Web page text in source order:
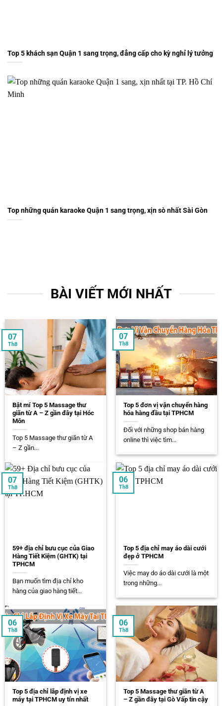
Top 5 khách sạn Quận 1 sang trọng, đẳng cấp cho kỳ nghỉ lý tưởng
Top những quán karaoke Quận 1 sang trọng, xịn sò nhất Sài Gòn
BÀI VIẾT MỚI NHẤT
Bật mí Top 5 Massage thư
giãn từ A – Z gần đây tại Hóc
Môn
Top 5 Massage thư giãn từ A
– Z gần...
07
Th8
Top 5 đơn vị vận chuyển hàng
hóa hàng đầu tại TPHCM
Đối với những shop bán hàng
online thì việc tìm...
07
Th8
59+ địa chỉ bưu cục của Giao
Hàng Tiết Kiệm (GHTK) tại
TPHCM
Bạn muốn tìm địa chỉ kho
hàng của giao hàng tiết...
07
Th8
Top 5 địa chỉ may áo dài cưới
đẹp ở TPHCM
Việc may do áo dài cưới là một
trong những...
06
Th8
Top 5 địa chỉ lắp định vị xe
máy tại TPHCM uy tín nhất
06
Th8
Top 5 Massage thư giãn từ A
– Z gần đây tại Gò Vấp tin cậy
06
Th8